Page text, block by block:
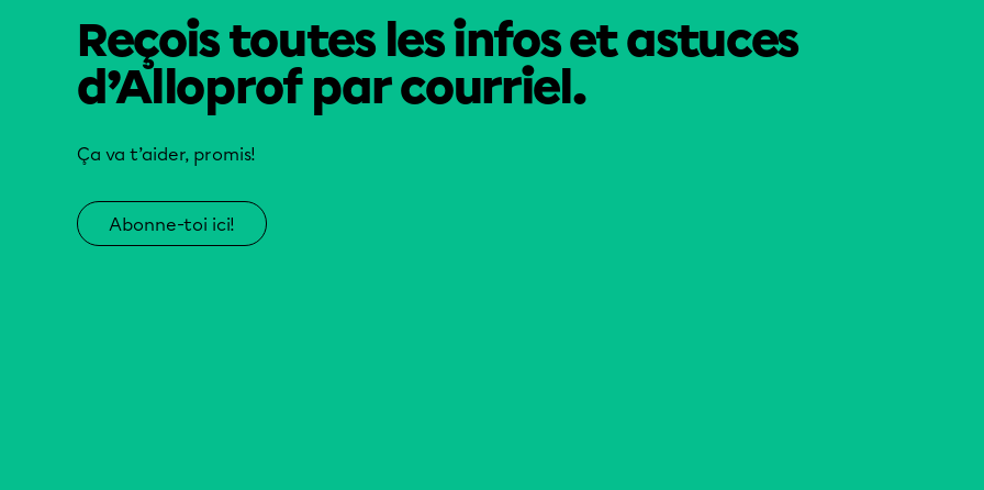
Reçois toutes les infos et astuces
d’Alloprof par courriel.
Ça va t’aider, promis!
Abonne-toi ici!